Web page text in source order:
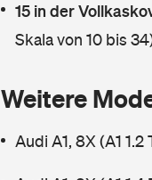
15 in der
Skala von 10 bis
Weitere
Audi A1, 8X (A1